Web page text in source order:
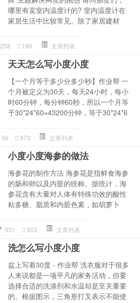
哪里有卖室内温度计的? 室内温度计在
家居生活中比较常见。除了家居建材
258 186 文章列表
天天怎么写小度小度
【一个月等于多少分多少秒】作业帮 一
个月被定义为30天，每天24小时，每小
时60分钟，每分钟60秒，所以一个月等
于30*24*60=43200分钟，等于30*24*6
56 973 文章列表
小度小度海参的做法
海参花的制作方法 海参花是指鲜食海参
的肠和卵以及内脏的统称。据统计，海
参花含有大量对人体有特殊功效的酸性
粘多糖、脂质和内脏色素，如胡萝卜
531 603 文章列表
洗怎么写小度小度
盆上写着30度 - 作业帮 洗衣服对于很多
人来说都是一项平凡的家务活动，但要
选择合适的洗涤剂和水温却是至关重要
的。根据图示，三角形打叉表示不能使